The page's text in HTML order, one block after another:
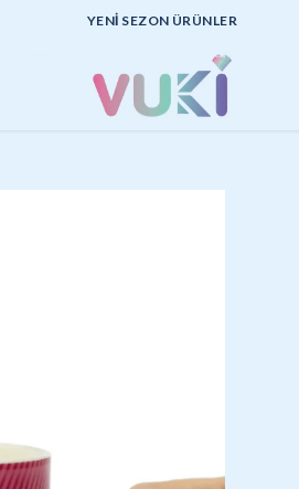
UYGUN FİYATLI KALİTELİ ÜRÜNLER